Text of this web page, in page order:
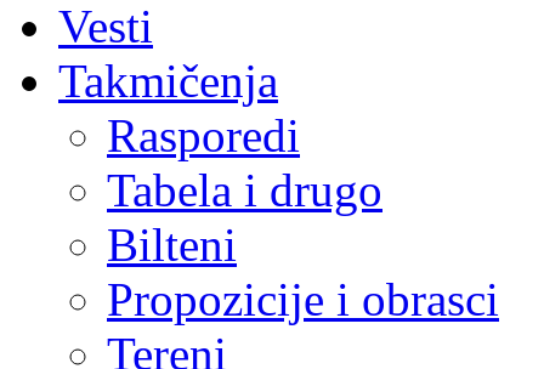
Vesti
Takmičenja
Rasporedi
Tabela i drugo
Bilteni
Propozicije i obrasci
Tereni